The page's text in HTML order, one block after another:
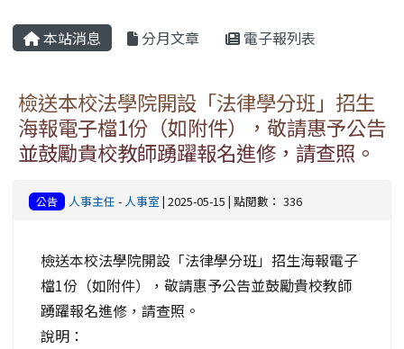
本站消息 分月文章 電子報列表
檢送本校法學院開設「法律學分班」招生
海報電子檔1份（如附件），敬請惠予公告
並鼓勵貴校教師踴躍報名進修，請查照。
公告 人事主任 - 人事室 | 2025-05-15 | 點閱數： 336
檢送本校法學院開設「法律學分班」招生海報電子
檔1份（如附件），敬請惠予公告並鼓勵貴校教師
踴躍報名進修，請查照。
說明：